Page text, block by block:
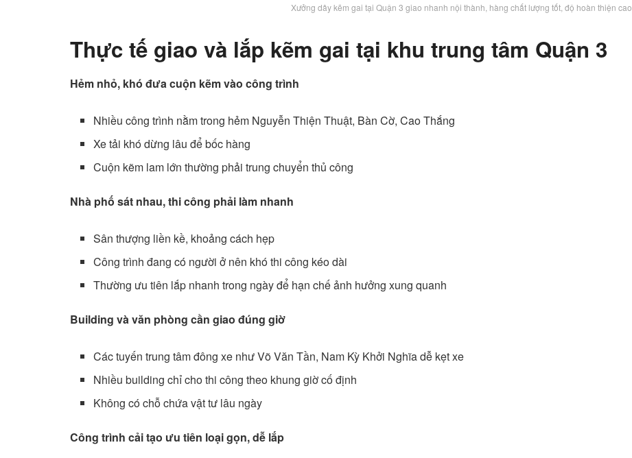
Xưởng dây kẽm gai tại Quận 3 giao nhanh nội thành, hàng chất lượng tốt, độ hoàn thiện cao
Thực tế giao và lắp kẽm gai tại khu trung tâm Quận 3
Hẻm nhỏ, khó đưa cuộn kẽm vào công trình
Nhiều công trình nằm trong hẻm Nguyễn Thiện Thuật, Bàn Cờ, Cao Thắng
Xe tải khó dừng lâu để bốc hàng
Cuộn kẽm lam lớn thường phải trung chuyển thủ công
Nhà phố sát nhau, thi công phải làm nhanh
Sân thượng liền kề, khoảng cách hẹp
Công trình đang có người ở nên khó thi công kéo dài
Thường ưu tiên lắp nhanh trong ngày để hạn chế ảnh hưởng xung quanh
Building và văn phòng cần giao đúng giờ
Các tuyến trung tâm đông xe như Võ Văn Tần, Nam Kỳ Khởi Nghĩa dễ kẹt xe
Nhiều building chỉ cho thi công theo khung giờ cố định
Không có chỗ chứa vật tư lâu ngày
Công trình cải tạo ưu tiên loại gọn, dễ lắp